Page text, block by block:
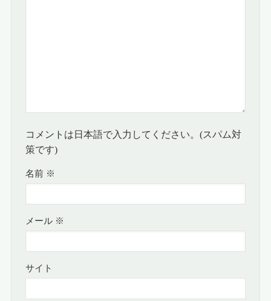
コメントは日本語で入力してください。(スパム対
策です)
名前 ※
メール ※
サイト